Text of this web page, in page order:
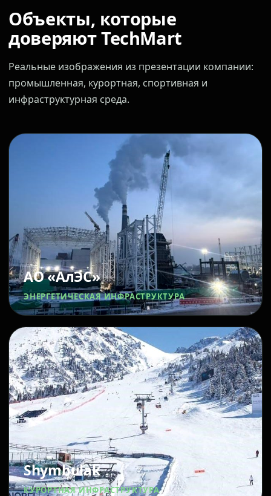
Объекты, которые
доверяют TechMart
Реальные изображения из презентации компании:
промышленная, курортная, спортивная и
инфраструктурная среда.
АО «АлЭС»
ЭНЕРГЕТИЧЕСКАЯ ИНФРАСТРУКТУРА
Shymbulak
КУРОРТНАЯ ИНФРАСТРУКТУРА